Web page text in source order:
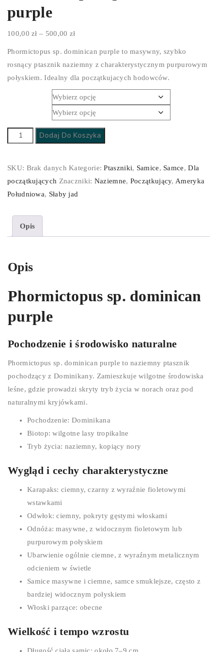
purple
100,00zł – 500,00 złZakres
500,00 zł
Phormictopus sp. dominican purple to masywny, szybko
rosnący ptasznik naziemny z charakterystycznym purpurowym
połyskiem. Idealny dla początkujacych hodowców.
ilość
dominican
purple
Dodaj Do Koszyka
SKU: Brak danych Kategorie:Ptaszniki, Samice, Samce,Dla
początkujących Znaczniki: Naziemne, Początkujący, Ameryka
Południowa, Słaby jad
Opis
Opis
Phormictopus sp. dominican
purple
Pochodzenie i środowisko naturalne
Phormictopus sp. dominican purple to naziemny ptasznik
pochodzący z Dominikany. Zamieszkuje wilgotne środowiska
leśne, gdzie prowadzi skryty tryb życia w norach oraz pod
naturalnymi kryjówkami.
Pochodzenie: Dominikana
Biotop: wilgotne lasy tropikalne
Tryb życia: naziemny, kopiący nory
Wygląd i cechy charakterystyczne
Karapaks: ciemny, czarny z wyraźnie fioletowymi
wstawkami
Odwłok: ciemny, pokryty gęstymi włoskami
Odnóża: masywne, z widocznym fioletowym lub
purpurowym połyskiem
Ubarwienie ogólnie ciemne, z wyraźnym metalicznym
odcieniem w świetle
Samice masywne i ciemne, samce smuklejsze, często z
bardziej widocznym połyskiem
Włoski parzące: obecne
Wielkość i tempo wzrostu